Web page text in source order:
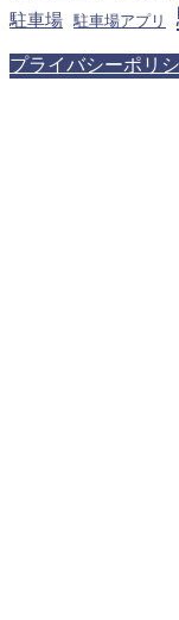
駐車場 駐車場アプリ
プライバシーポリ